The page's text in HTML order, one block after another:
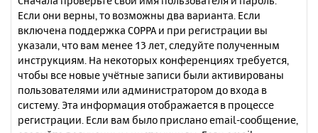
Если они верны, то возможны два варианта. Если
включена поддержка COPPA и при регистрации вы
указали, что вам менее 13 лет, следуйте полученным
инструкциям. На некоторых конференциях требуется,
чтобы все новые учётные записи были активированы
пользователями или администратором до входа в
систему. Эта информация отображается в процессе
регистрации. Если вам было прислано email-сообщение,